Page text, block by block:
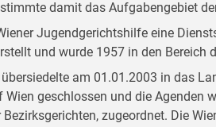
damit das Aufgabengebiet
Jugendgerichtshilfe eine
und wurde 1957 in den Bereich
am 01.01.2003 in das
geschlossen und die Agenden
Bezirksgerichten, zugeordnet. Die